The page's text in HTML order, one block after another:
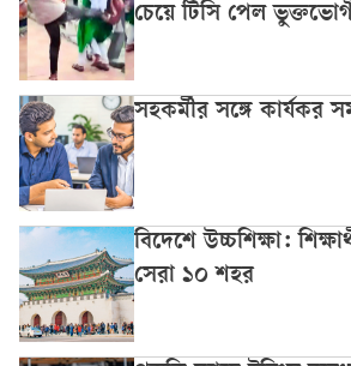
চেয়ে টিসি পেল
সহকর্মীর সঙ্গে কার্যকর
বিদেশে উচ্চশিক্ষা:
সেরা ১০ শহর